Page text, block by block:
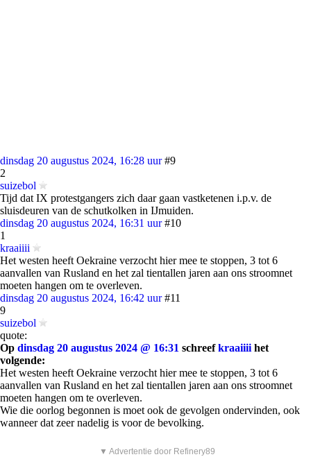
dinsdag 20 augustus 2024, 16:28 uur #9
2
suizebol
Tijd dat IX protestgangers zich daar gaan vastketenen i.p.v. de
sluisdeuren van de schutkolken in IJmuiden.
dinsdag 20 augustus 2024, 16:31 uur #10
1
kraaiiii
Het westen heeft Oekraine verzocht hier mee te stoppen, 3 tot 6
aanvallen van Rusland en het zal tientallen jaren aan ons stroomnet
moeten hangen om te overleven.
dinsdag 20 augustus 2024, 16:42 uur #11
9
suizebol
quote:
Op dinsdag 20 augustus 2024 @ 16:31 schreefkraaiiii het
volgende:
Het westen heeft Oekraine verzocht hier mee te stoppen, 3 tot 6
aanvallen van Rusland en het zal tientallen jaren aan ons stroomnet
moeten hangen om te overleven.
Wie die oorlog begonnen is moet ook de gevolgen ondervinden, ook
wanneer dat zeer nadelig is voor de bevolking.
▼ Advertentie door Refinery89